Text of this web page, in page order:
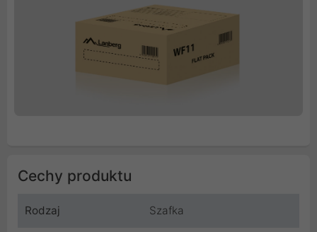
Cechy produktu
Rodzaj Szafka